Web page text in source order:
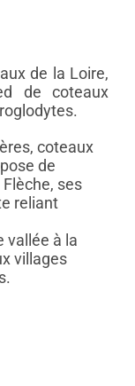
de la Loire,
de coteaux
coteaux
de
ses
reliant
vallée à la
villages